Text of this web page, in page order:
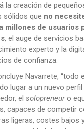
la creación de
sólidos que no
millones de usuarios
, el auge de servicios
experto y la
de confianza.
Navarrete, “todo
lugar a un nuevo perfil
el solopreneuro
capaces de competir
ligeras, costes bajos